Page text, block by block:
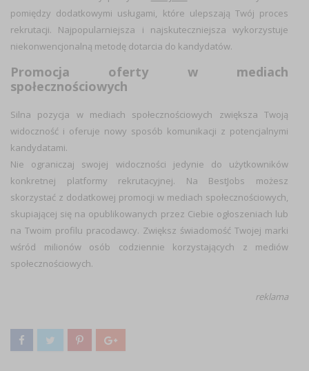
pomiędzy dodatkowymi usługami, które ulepszają Twój proces
rekrutacji. Najpopularniejsza i najskuteczniejsza wykorzystuje
niekonwencjonalną metodę dotarcia do kandydatów.
Promocja oferty w mediach
społecznościowych
Silna pozycja w mediach społecznościowych zwiększa Twoją
widoczność i oferuje nowy sposób komunikacji z potencjalnymi
kandydatami.
Nie ograniczaj swojej widoczności jedynie do użytkowników
konkretnej platformy rekrutacyjnej. Na BestJobs możesz
skorzystać z dodatkowej promocji w mediach społecznościowych,
skupiającej się na opublikowanych przez Ciebie ogłoszeniach lub
na Twoim profilu pracodawcy. Zwiększ świadomość Twojej marki
wśród milionów osób codziennie korzystających z mediów
społecznościowych.
reklama